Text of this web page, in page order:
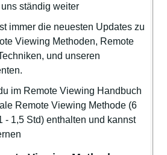
ständig weiter
immer die neuesten Updates zu
Viewing Methoden, Remote
und unseren
im Remote Viewing Handbuch
Remote Viewing Methode (6
- 1,5 Std) enthalten und kannst